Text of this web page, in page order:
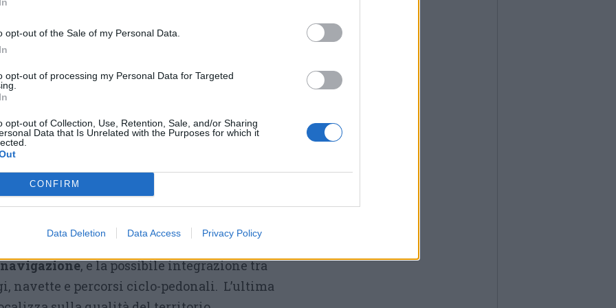
opt-out of the Sale of my Personal Data.
opt-out of processing my Personal Data for Targeted
opt-out of Collection, Use, Retention, Sale, and/or Sharing
Data that Is Unrelated with the Purposes for which it
CONFIRM
Data Deletion Data Access Privacy Policy
Santagostino
di
Massarenti Paolo Nicastrie Andrea
piemontese la lista dei candidati comprende
MontieMarco Sabatellaper
articola in t
governance politicadell’area con un
di superare l’attuale
, e la possibile integrazione tra
navette e percorsi ciclo-pedonali. L’ultima